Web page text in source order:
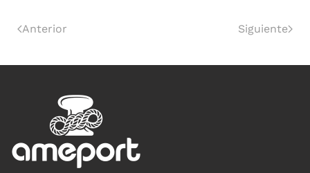
Anterior Siguiente